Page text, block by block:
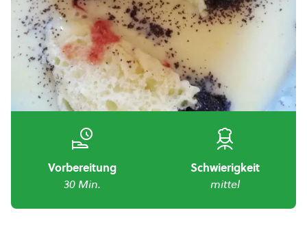
Vorbereitung
30 Min.
Schwierigkeit
mittel